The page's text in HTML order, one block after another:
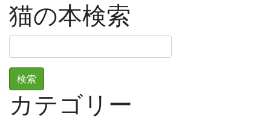
猫の本検索
索:
カテゴリー